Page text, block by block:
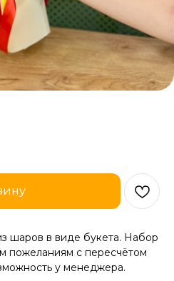
шаров в виде букета. Набор
пожеланиям с пересчётом
у менеджера.